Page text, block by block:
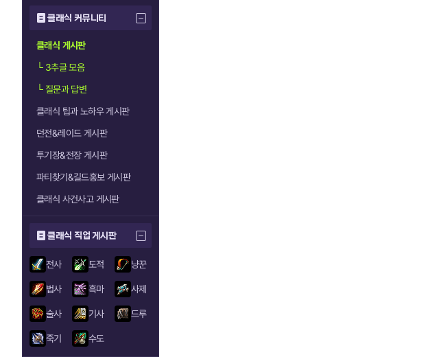
클래식 커뮤니티
클래식 게시판
└3추글 모음
└질문과 답변
클래식 팁과 노하우 게시판
던전&레이드 게시판
투기장&전장 게시판
파티찾기&길드홍보 게시판
클래식 사건사고 게시판
클래식 직업 게시판
전사 도적 냥꾼
법사 흑마 사제
술사 기사 드루
죽기 수도